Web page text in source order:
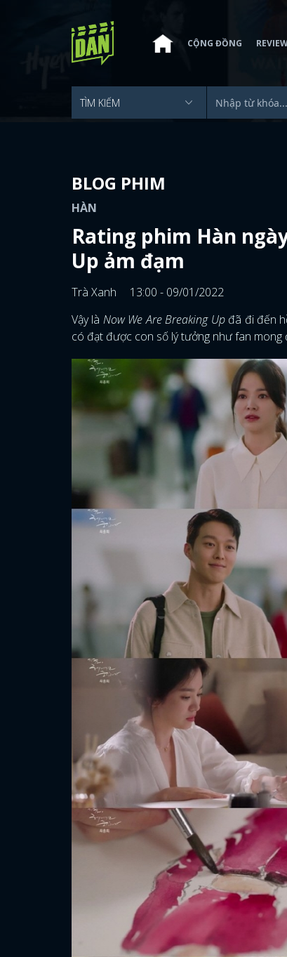
CỘNG ĐỒNG
BLOG PHIM
HÀN
Rating phim Hàn
Up ảm đạm
Trà Xanh
13:00 - 09/01/2022
Vậy là Now We Are Breaking Upđã đi đến
có đạt được con số lý tưởng như fan mong